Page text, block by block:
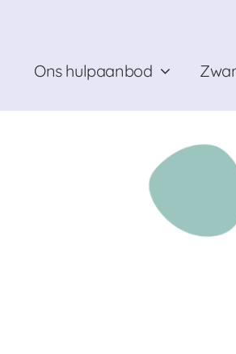
Ons hulpaanbod